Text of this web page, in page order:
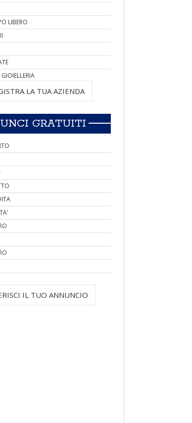
LIBERO
LA TUA AZIENDA
GRATUITI
IL TUO ANNUNCIO